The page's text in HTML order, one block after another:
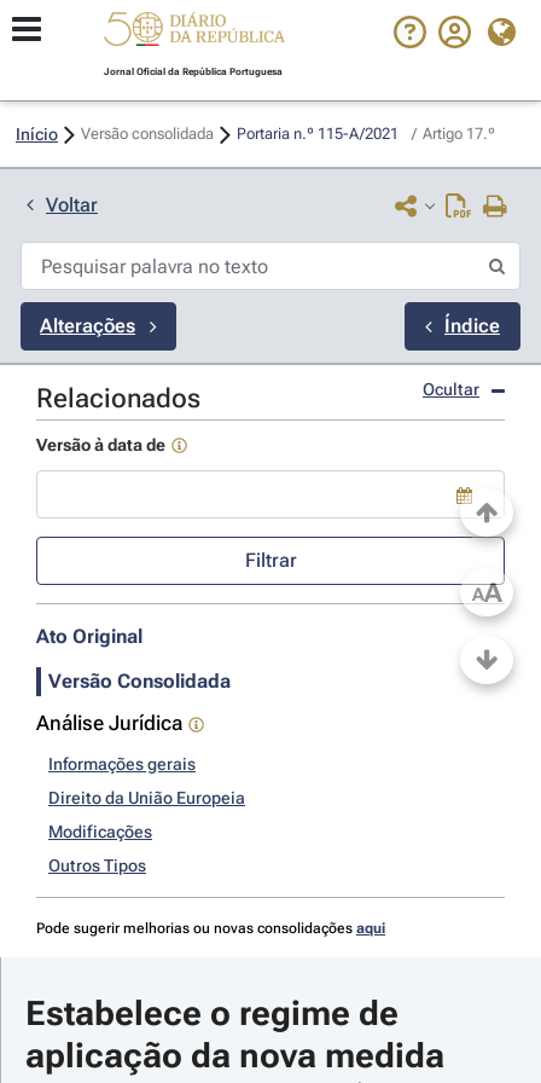
Jornal Oficial da República Portuguesa
Início Versão consolidada Portaria n.º 115-A/2021 / Artigo 17.º
Voltar
Alterações Índice
Relacionados Ocultar
Versão à data de
Use a tecla de seta para baixo para abrir o calendário; Use as
Filtrar
Ato Original
Versão Consolidada
Análise Jurídica
Informações gerais
Direito da União Europeia
Modificações
Outros Tipos
Pode sugerir melhorias ou novas consolidações aqui
Estabelece o regime de
aplicação da nova medida
AA